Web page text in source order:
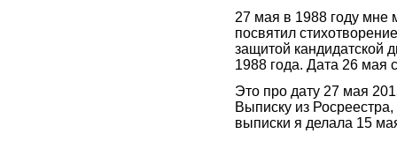
27 мая в 1988 году мне
посвятил
защитой кандидатской
1988 года. Дата 26 мая
Это про дату 27 мая
Выписку из
выписки я делала 15